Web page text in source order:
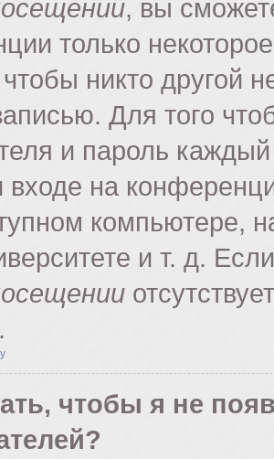
, вы
только
никто другой
Для того
и пароль
входе на
компьютере,
и т. д.
чтобы я не